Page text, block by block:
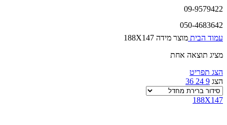
09-9579422
050-4683642
עמוד הבית מוצר מידה 188X147
מציג תוצאה אחת
הצג תפריט
הצג 9
24
36
188X147